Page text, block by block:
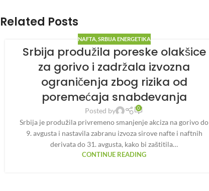
Related Posts
NAFTA, SRBIJA ENERGETIKA
Srbija produžila poreske olakšice
za gorivo i zadržala izvozna
ograničenja zbog rizika od
poremećaja snabdevanja
Posted by 0
Srbija je produžila privremeno smanjenje akciza na gorivo do
9. avgusta i nastavila zabranu izvoza sirove nafte i naftnih
derivata do 31. avgusta, kako bi zaštitila…
CONTINUE READING